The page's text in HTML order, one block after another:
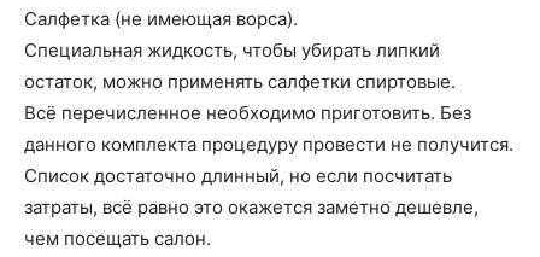
Салфетка (не имеющая ворса).
Специальная жидкость, чтобы убирать липкий
остаток, можно применять салфетки спиртовые.
Всё перечисленное необходимо приготовить. Без
данного комплекта процедуру провести не получится.
Список достаточно длинный, но если посчитать
затраты, всё равно это окажется заметно дешевле,
чем посещать салон.